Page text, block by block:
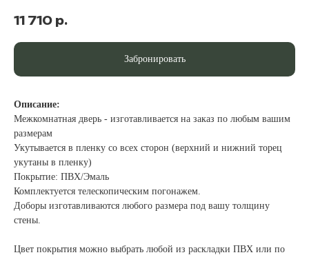
11 710 р.
Забронировать
Описание:
Межкомнатная дверь - изготавливается на заказ по любым вашим
размерам
Укутывается в пленку со всех сторон (верхний и нижний торец
укутаны в пленку)
Покрытие: ПВХ/Эмаль
Комплектуется телескопическим погонажем.
Доборы изготавливаются любого размера под вашу толщину
стены.
Цвет покрытия можно выбрать любой из раскладки ПВХ или по